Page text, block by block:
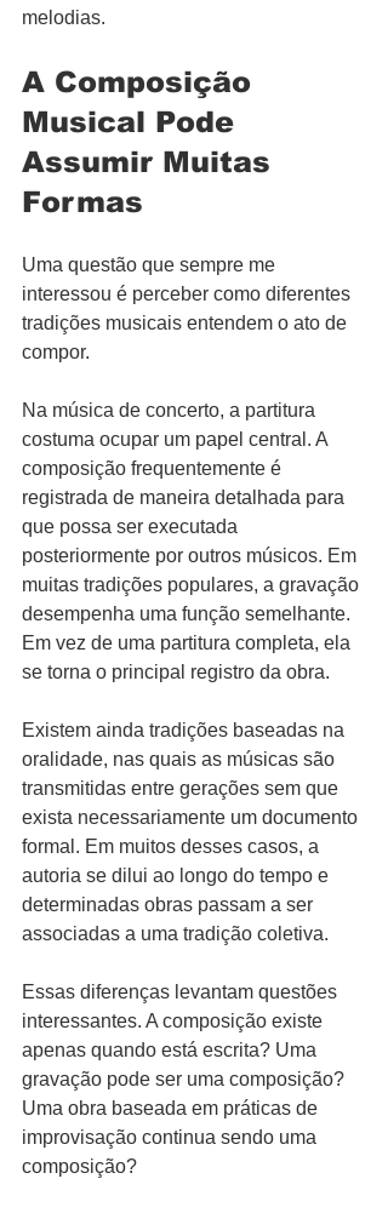
melodias.
A Composição
Musical Pode
Assumir Muitas
Formas
Uma questão que sempre me
interessou é perceber como diferentes
tradições musicais entendem o ato de
compor.
Na música de concerto, a partitura
costuma ocupar um papel central. A
composição frequentemente é
registrada de maneira detalhada para
que possa ser executada
posteriormente por outros músicos. Em
muitas tradições populares, a gravação
desempenha uma função semelhante.
Em vez de uma partitura completa, ela
se torna o principal registro da obra.
Existem ainda tradições baseadas na
oralidade, nas quais as músicas são
transmitidas entre gerações sem que
exista necessariamente um documento
formal. Em muitos desses casos, a
autoria se dilui ao longo do tempo e
determinadas obras passam a ser
associadas a uma tradição coletiva.
Essas diferenças levantam questões
interessantes. A composição existe
apenas quando está escrita? Uma
gravação pode ser uma composição?
Uma obra baseada em práticas de
improvisação continua sendo uma
composição?